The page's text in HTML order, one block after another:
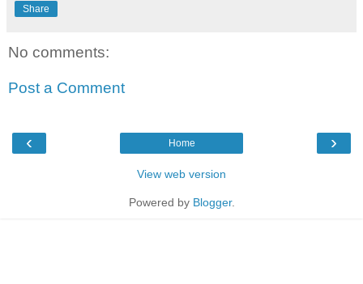
Share
No comments:
Post a Comment
‹ ›
Home
View web version
Powered by Blogger.